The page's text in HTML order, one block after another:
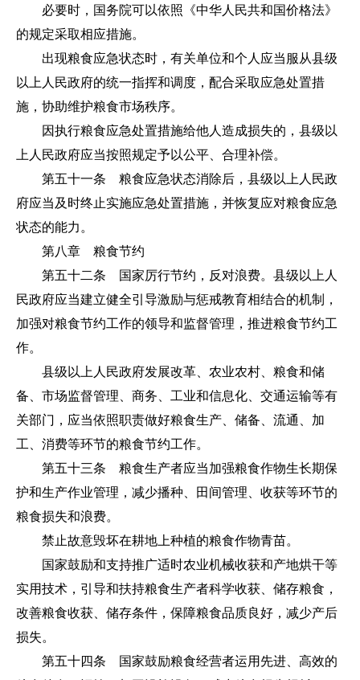
必要时，国务院可以依照《中华人民共和国价格法》
的规定采取相应措施。
出现粮食应急状态时，有关单位和个人应当服从县级
以上人民政府的统一指挥和调度，配合采取应急处置措
施，协助维护粮食市场秩序。
因执行粮食应急处置措施给他人造成损失的，县级以
上人民政府应当按照规定予以公平、合理补偿。
第五十一条 粮食应急状态消除后，县级以上人民政
府应当及时终止实施应急处置措施，并恢复应对粮食应急
状态的能力。
第八章 粮食节约
第五十二条 国家厉行节约，反对浪费。县级以上人
民政府应当建立健全引导激励与惩戒教育相结合的机制，
加强对粮食节约工作的领导和监督管理，推进粮食节约工
作。
县级以上人民政府发展改革、农业农村、粮食和储
备、市场监督管理、商务、工业和信息化、交通运输等有
关部门，应当依照职责做好粮食生产、储备、流通、加
工、消费等环节的粮食节约工作。
第五十三条 粮食生产者应当加强粮食作物生长期保
护和生产作业管理，减少播种、田间管理、收获等环节的
粮食损失和浪费。
禁止故意毁坏在耕地上种植的粮食作物青苗。
国家鼓励和支持推广适时农业机械收获和产地烘干等
实用技术，引导和扶持粮食生产者科学收获、储存粮食，
改善粮食收获、储存条件，保障粮食品质良好，减少产后
损失。
第五十四条 国家鼓励粮食经营者运用先进、高效的